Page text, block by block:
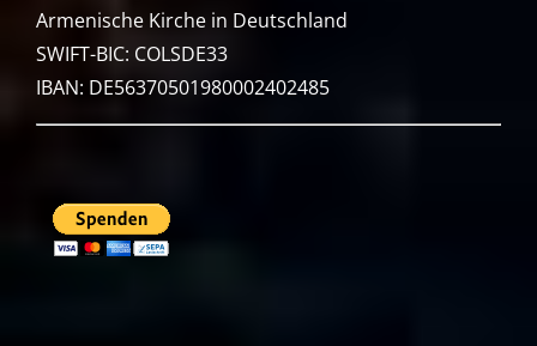
Armenische Kirche in Deutschland
SWIFT-BIC: COLSDE33
IBAN: DE56370501980002402485